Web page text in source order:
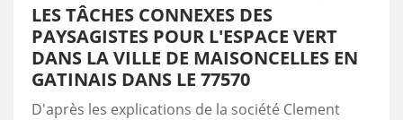
LES TÂCHES CONNEXES DES
PAYSAGISTES POUR L'ESPACE VERT
DANS LA VILLE DE MAISONCELLES EN
GATINAIS DANS LE 77570
D'après les explications de la société Clement